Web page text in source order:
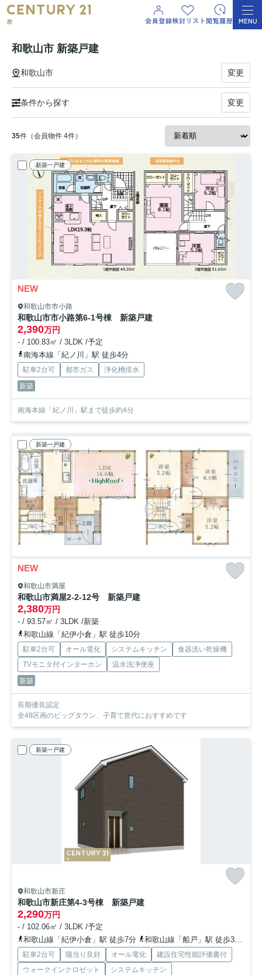
和歌山市 新築戸建
和歌山市 変更
条件から探す 変更
35件（会員物件 4件）
新築一戸建
NEW
和歌山市市小路
和歌山市市小路第6-1号棟 新築戸建
2,390万円
- / 100.83㎡ / 3LDK /予定
南海本線「紀ノ川」駅 徒歩4分
駐車2台可 都市ガス
浄化槽排水
新築
南海本線「紀ノ川」駅まで徒歩約4分
新築一戸建
NEW
和歌山市満屋
和歌山市満屋2-2-12号 新築戸建
2,380万円
- / 93.57㎡ / 3LDK /新築
和歌山線「紀伊小倉」駅 徒歩10分
駐車2台可 オール電化 システムキッチン
食器洗い乾燥機
TVモニタ付インターホン
温水洗浄便座
新築
長期優良認定
全48区画のビッグタウン、子育て世代におすすめです
新築一戸建
和歌山市新庄
和歌山市新庄第4-3号棟 新築戸建
2,290万円
- / 102.06㎡ / 3LDK /予定
和歌山線「紀伊小倉」駅 徒歩7分
和歌山線「船戸」駅 徒歩30分
駐車2台可 陽当り良好 オール電化
建設住宅性能評価書付
ウォークインクロゼット
システムキッチン